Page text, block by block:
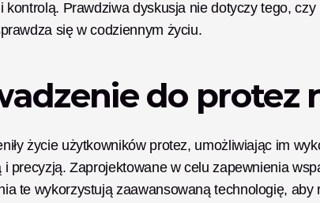
kontrolą. Prawdziwa dyskusja nie dotyczy tego,
się w codziennym życiu.
do protez
życie użytkowników protez, umożliwiając im
i precyzją. Zaprojektowane w celu zapewnienia
te wykorzystują zaawansowaną technologię,